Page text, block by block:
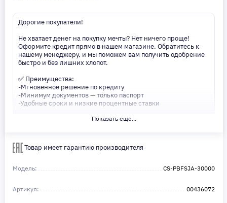
Дорогие покупатели!
Не хватает денег на покупку мечты? Нет ничего проще!
Оформите кредит прямо в нашем магазине. Обратитесь к
нашему менеджеру, и мы поможем вам получить одобрение
быстро и без лишних хлопот.
✅ Преимущества:
-Мгновенное решение по кредиту
-Минимум документов — только паспорт
-Удобные сроки и низкие процентные ставки
Не откладывайте свои желания на потом! Получите то, что
Показать еще...
Товар имеет гарантию производителя
Модель: CS-PBFSJA-30000
Артикул: 00436072